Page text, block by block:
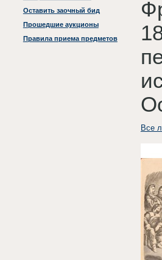
Оставить заочный бид
Прошедшие аукционы
Правила приема предметов
Все